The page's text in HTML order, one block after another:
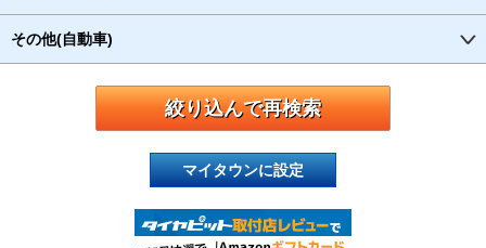
その他(自動車)
マイタウンに設定